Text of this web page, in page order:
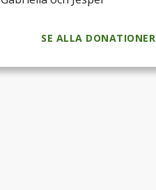
SE ALLA DONATIONER